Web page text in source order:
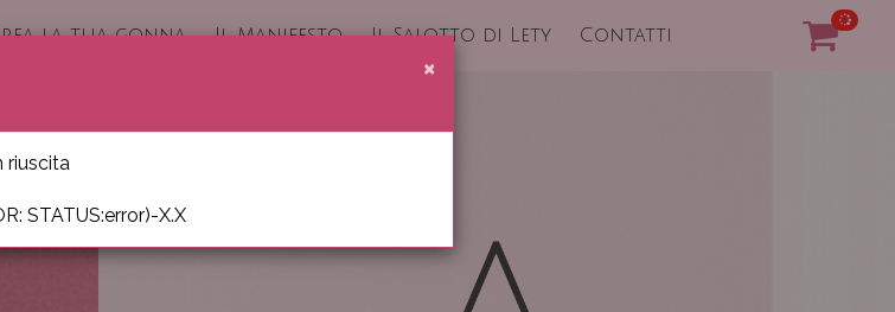
×
riuscita
STATUS:error)-X.X
la tua gonna Il Manifesto Il Salotto di Lety Contatti